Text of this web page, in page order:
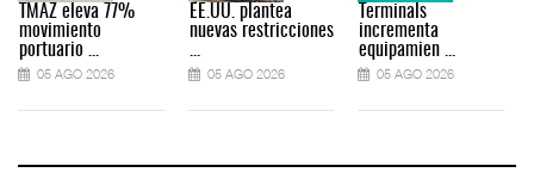
TMAZ eleva 77%
movimiento
portuario ...
05 AGO 2026
EE.UU. plantea
nuevas restricciones
05 AGO 2026
Terminals
incrementa
equipamien ...
05 AGO 2026